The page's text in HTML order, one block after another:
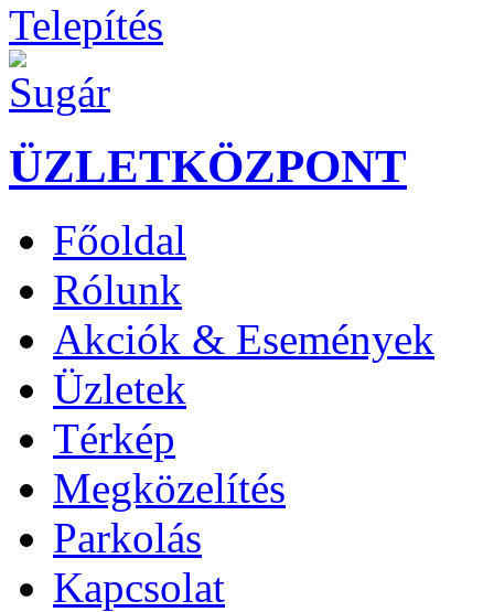
Telepítés
ÜZLETKÖZPONT
Főoldal
Rólunk
Akciók & Események
Üzletek
Térkép
Megközelítés
Parkolás
Kapcsolat